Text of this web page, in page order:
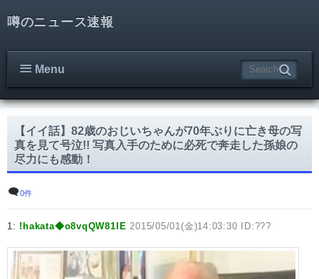
噂のニュース速報
Menu
【イイ話】82歳のおじいちゃんが70年ぶりに亡き母の写
真を見て号泣!! 写真入手のために必死で奔走した孫娘の
尽力にも感動！
0件
1: !hakata◆o8vqQW81IE 2015/05/01(金)14:03:30 ID:???